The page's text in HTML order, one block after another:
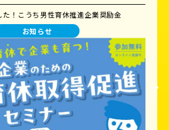
！こうち男性育休推進企業奨励金
お知らせ